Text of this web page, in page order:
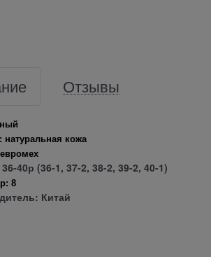
Отзывы
натуральная кожа
36-40р (36-1, 37-2, 38-2, 39-2, 40-1)
8
Китай